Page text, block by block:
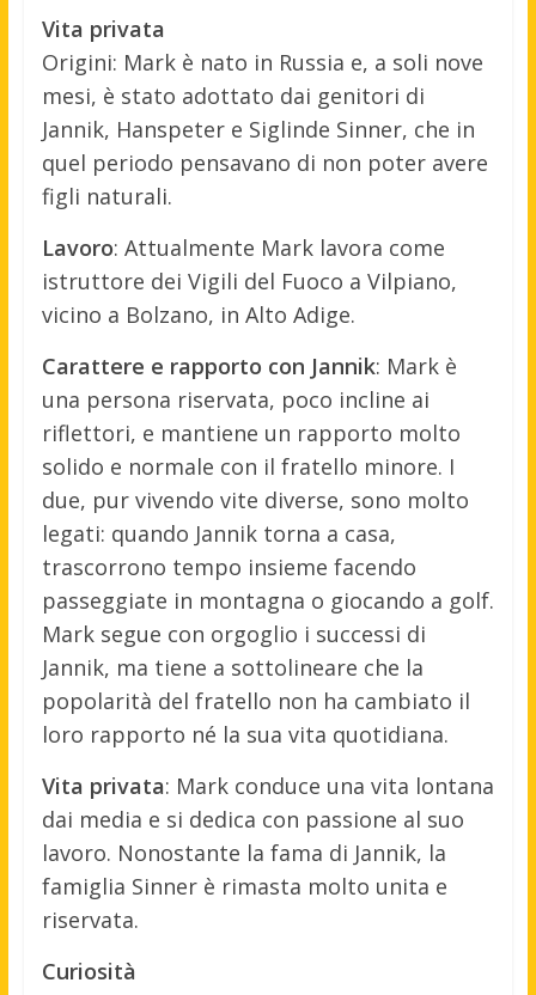
Vita privata
Origini: Mark è nato in Russia e, a soli nove
mesi, è stato adottato dai genitori di
Jannik, Hanspeter e Siglinde Sinner, che in
quel periodo pensavano di non poter avere
figli naturali.
Lavoro: Attualmente Mark lavora come
istruttore dei Vigili del Fuoco a Vilpiano,
vicino a Bolzano, in Alto Adige.
Carattere e rapporto con Jannik: Mark è
una persona riservata, poco incline ai
riflettori, e mantiene un rapporto molto
solido e normale con il fratello minore. I
due, pur vivendo vite diverse, sono molto
legati: quando Jannik torna a casa,
trascorrono tempo insieme facendo
passeggiate in montagna o giocando a golf.
Mark segue con orgoglio i successi di
Jannik, ma tiene a sottolineare che la
popolarità del fratello non ha cambiato il
loro rapporto né la sua vita quotidiana.
Vita privata: Mark conduce una vita lontana
dai media e si dedica con passione al suo
lavoro. Nonostante la fama di Jannik, la
famiglia Sinner è rimasta molto unita e
riservata.
Curiosità